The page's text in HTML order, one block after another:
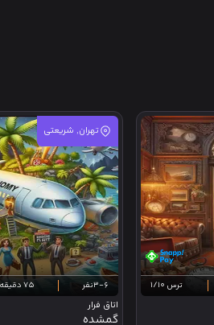
ترس 1/10
تهران, شریعتی
3-6نفر 75 دقیقه
اتاق فرار
گمشده